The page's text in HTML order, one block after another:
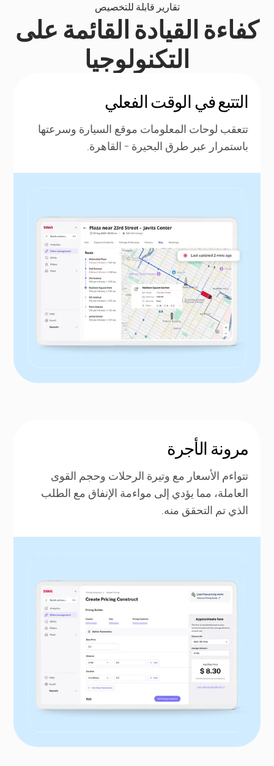
تقارير قابلة للتخصيص
كفاءة القيادة القائمة على
التكنولوجيا
التتبع في الوقت الفعلي
تتعقب لوحات المعلومات موقع السيارة وسرعتها
باستمرار عبر طرق البحيرة - القاهرة.
مرونة الأجرة
تتواءم الأسعار مع وتيرة الرحلات وحجم القوى
العاملة، مما يؤدي إلى مواءمة الإنفاق مع الطلب
الذي تم التحقق منه.